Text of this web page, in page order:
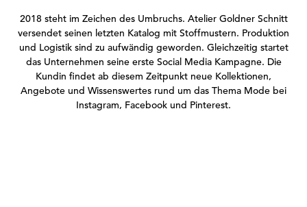
2018 steht im Zeichen des Umbruchs. Atelier Goldner Schnitt
versendet seinen letzten Katalog mit Stoffmustern. Produktion
und Logistik sind zu aufwändig geworden. Gleichzeitig startet
das Unternehmen seine erste Social Media Kampagne. Die
Kundin findet ab diesem Zeitpunkt neue Kollektionen,
Angebote und Wissenswertes rund um das Thema Mode bei
Instagram, Facebook und Pinterest.